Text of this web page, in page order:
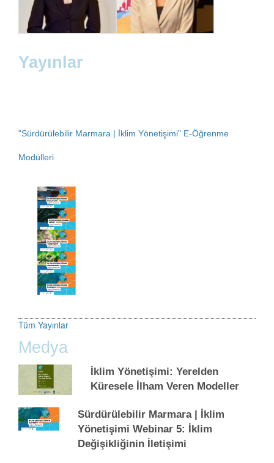
Yayınlar
"Sürdürülebilir Marmara | İklim Yönetişimi" E-Öğrenme
Modülleri
Tüm Yayınlar
Medya
İklim Yönetişimi: Yerelden
Küresele İlham Veren Modeller
Sürdürülebilir Marmara | İklim
Yönetişimi Webinar 5: İklim
Değişikliğinin İletişimi